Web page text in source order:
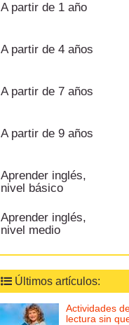
A partir de 1 año
A partir de 4 años
A partir de 7 años
A partir de 9 años
Aprender inglés,
nivel básico
Aprender inglés,
nivel medio
Últimos artículos:
Actividades
lectura sin